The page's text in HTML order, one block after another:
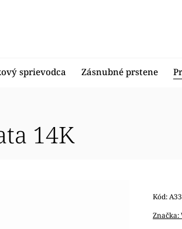
sprievodca Zásnubné prstene
14K
Značka:
Kód: